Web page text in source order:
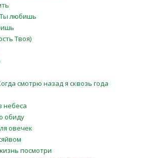
Ты любишь
Твоя)
смотрю назад я сквозь года
небеса
обиду
овечек
посмотри